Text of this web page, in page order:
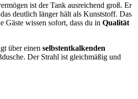
ist der Tank ausreichend groß. Er
das deutlich länger hält als Kunststoff. Das
Gäste wissen sofort, dass du in Qualität
über einen selbstentkalkenden
Der Strahl ist gleichmäßig und